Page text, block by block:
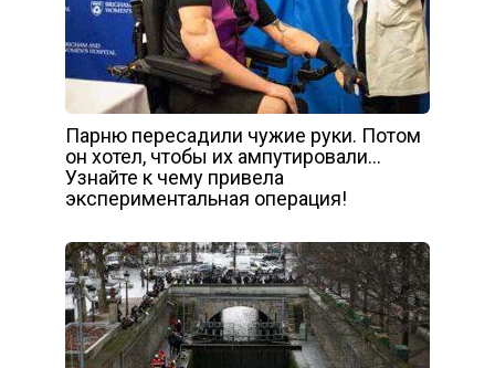
Парню пересадили чужие руки. Потом
он хотел, чтобы их ампутировали…
Узнайте к чему привела
экспериментальная операция!